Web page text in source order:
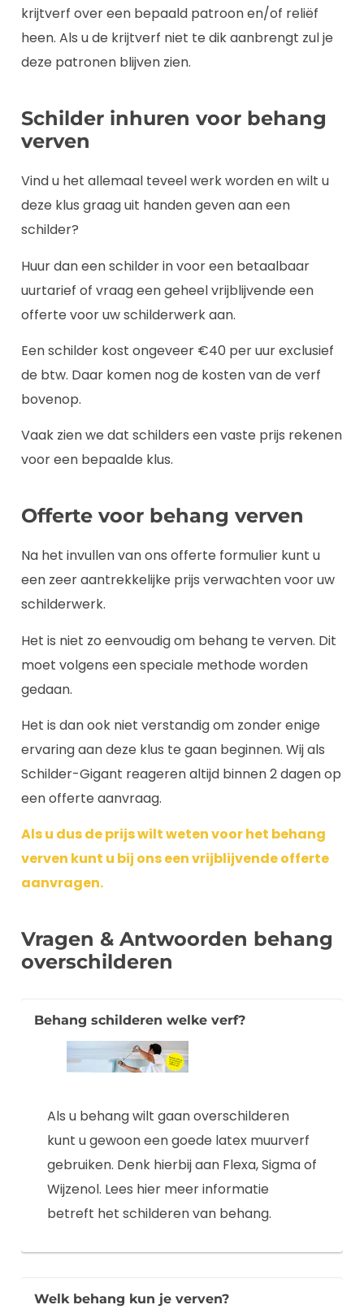
krijtverf over een bepaald patroon en/of reliëf
heen. Als u de krijtverf niet te dik aanbrengt zul je
deze patronen blijven zien.
Schilder inhuren voor behang
verven
Vind u het allemaal teveel werk worden en wilt u
deze klus graag uit handen geven aan een
schilder?
Huur dan een schilder in voor een betaalbaar
uurtarief of vraag een geheel vrijblijvende een
offerte voor uw schilderwerk aan.
Een schilder kost ongeveer €40 per uur exclusief
de btw. Daar komen nog de kosten van de verf
bovenop.
Vaak zien we dat schilders een vaste prijs rekenen
voor een bepaalde klus.
Offerte voor behang verven
Na het invullen van ons offerte formulier kunt u
een zeer aantrekkelijke prijs verwachten voor uw
schilderwerk.
Het is niet zo eenvoudig om behang te verven. Dit
moet volgens een speciale methode worden
gedaan.
Het is dan ook niet verstandig om zonder enige
ervaring aan deze klus te gaan beginnen. Wij als
Schilder-Gigant reageren altijd binnen 2 dagen op
een offerte aanvraag.
Als u dus de prijs wilt weten voor het behang
verven kunt u bij ons een vrijblijvende offerte
aanvragen.
Vragen & Antwoorden behang
overschilderen
Behang schilderen welke verf?
Als u behang wilt gaan overschilderen
kunt u gewoon een goede latex muurverf
gebruiken. Denk hierbij aan Flexa, Sigma of
Wijzenol. Lees hier meer informatie
betreft het schilderen van behang.
Welk behang kun je verven?